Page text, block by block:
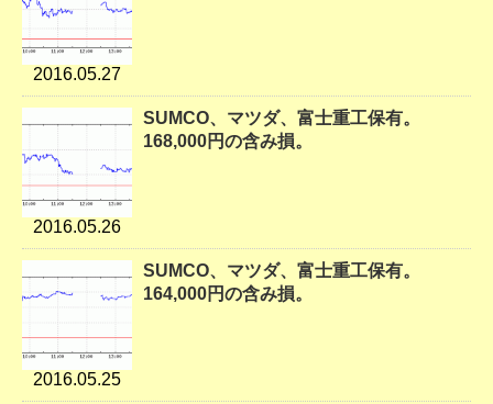
2016.05.27
2016.05.26
SUMCO、マツダ、富士重工保有。
168,000円の含み損。
2016.05.25
SUMCO、マツダ、富士重工保有。
164,000円の含み損。